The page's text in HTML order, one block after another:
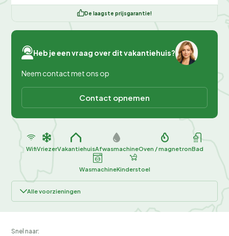
De laagste prijsgarantie!
Heb je een vraag over dit vakantiehuis?
Neem contact met ons op
Contact opnemen
WifiVriezerVakantiehuisAfwasmachineOven / magnetronBad
WasmachineKinderstoel
Alle voorzieningen
Snel naar: